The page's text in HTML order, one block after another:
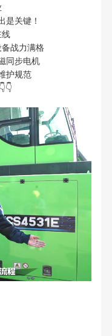
是关键！
战力满格
同步电机
护规范